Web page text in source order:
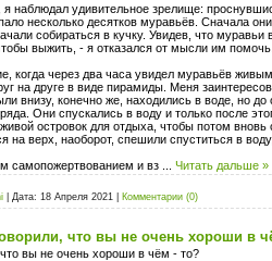
наблюдал удивительное зрелище:
несколько десятков муравьёв. Сначала
собираться в кучку. Увидев, что муравьи
выжить, - я отказался от мысли им помочь.
когда через два часа увидел муравьёв
на друге в виде пирамиды. Меня
внизу, конечно же, находились в воде, но
Они спускались в воду и только после
островок для отдыха, чтобы потом
на верх, наоборот, спешили спуститься в
самопожертвованием и вз
Читать дальше »
Дата: 18 Апреля 2021 Комментарии (0)
что вы не очень хороши в
вы не очень хороши в чём - то?